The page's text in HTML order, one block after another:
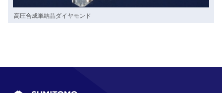
高圧合成単結晶ダイヤモンド